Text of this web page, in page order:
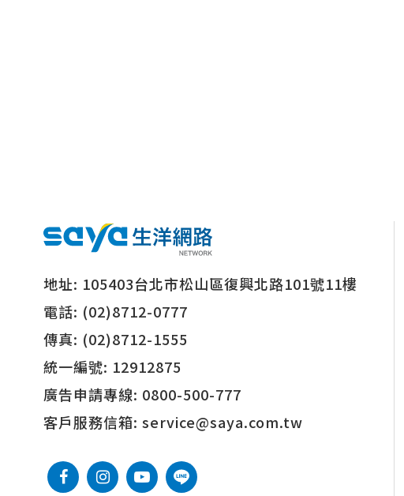
地址: 105403台北市松山區復興北路101號11樓
電話: (02)8712-0777
傳真: (02)8712-1555
統一編號: 12912875
廣告申請專線: 0800-500-777
客戶服務信箱: service@saya.com.tw